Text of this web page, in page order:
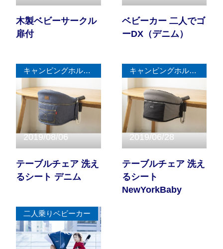
このサイトについて
サイトマップ
オフィシャルFacebook
オフィシャルInstagram
× 閉じる
木製ベビーサークル
扉付
ベビーカー 二人でゴ
ーDX（デニム）
キャンピングホルダー
2019/08/06
テーブルチェア 洗え
るシート デニム
キャンピングホルダー
2019/06/28
テーブルチェア 洗え
るシート
NewYorkBaby
二人乗りベビーカー